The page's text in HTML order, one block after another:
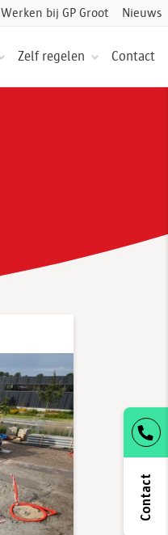
Werken bij GP Groot Nieuws
Zelf regelen Contact
Contact